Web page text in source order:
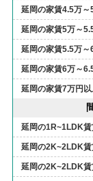
延岡の家賃4.5万～
延岡の家賃5万～
延岡の家賃5.5万～
延岡の家賃6万～
延岡の家賃7万円
延岡の1R~1LDK賃
延岡の2K~2LDK賃
延岡の2K~2LDK賃